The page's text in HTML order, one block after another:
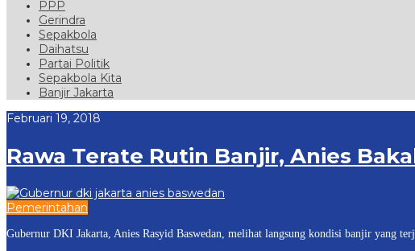
PPP
Gerindra
Sepakbola
Daihatsu
Partai Politik
Sepakbola Kita
Banjir Jakarta
Februari 19, 2018
Rawa Terate Rutin Banjir, Anies
Pemerintahan
Gubernur DKI Jakarta, Anies Rasyid Baswedan, melihat langsung kondisi banjir yang